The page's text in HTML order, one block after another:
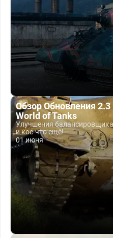
Обзор Обновления
World of Tanks
Улучшения
и кое-что ещё!
01 июня